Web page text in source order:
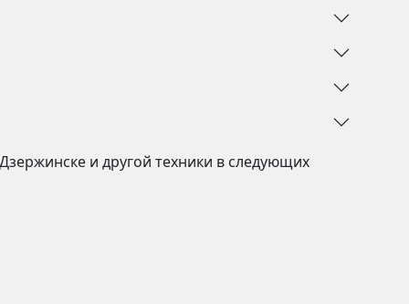
Дзержинске и другой техники в следующих